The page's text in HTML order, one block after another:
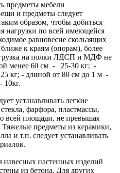
предметы мебели
и предметы следует
образом, чтобы добиться
нагрузки по всей имеющейся
равновесие скользящих
к краям (опорам), более
на полки ЛДСП и МДФ не
менее 60 см - 25-30 кг; -
кг; - длиной от 80 см до 1 м -
10кг.
устанавливать легкие
фарфора, пластмассы,
всей площади, не превышая
Тяжелые предметы из керамики,
и т.п. следует устанавливать
навесных настенных изделий
из бетона. Для других